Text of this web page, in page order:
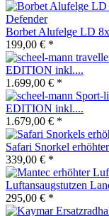
Borbet Alufelge LD
199,00 € *
EDITION inkl....
1.699,00 € *
EDITION inkl....
1.679,00 € *
Safari Snorkel
339,00 € *
Luftansaugstutzen
295,00 € *